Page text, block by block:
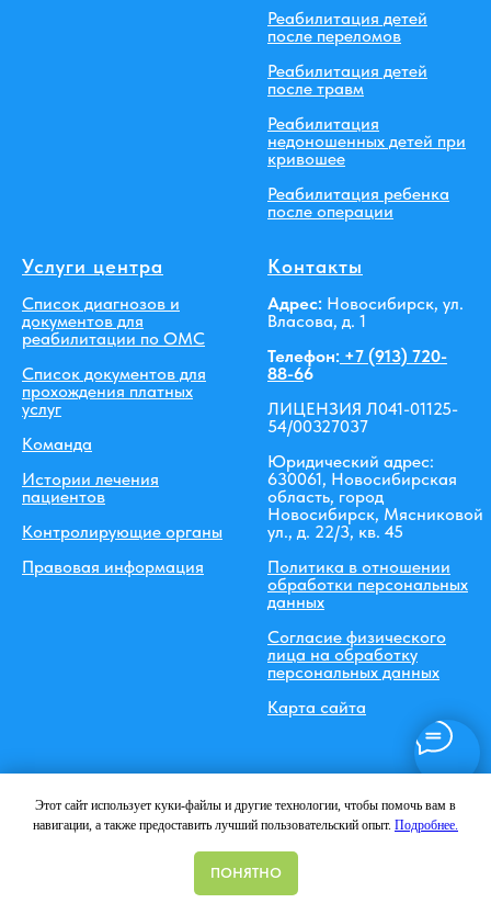
Программы
Этот сайт использует куки-файлы и другие технологии, чтобы помочь вам в
навигации, а также предоставить лучший пользовательский опыт. Подробнее.
ПОНЯТНО
Реабилитация детей
после переломов
Реабилитация детей
после травм
Реабилитация
недоношенных детей при
кривошее
Реабилитация ребенка
после операции
Услуги центра
Список диагнозов и
документов для
реабилитации по ОМС
Список документов для
прохождения платных
услуг
Команда
Истории лечения
пациентов
Контролирующие органы
Правовая информация
Контакты
Адрес: Новосибирск, ул.
Власова, д. 1
Телефон: +7 (913) 720-
88-66
ЛИЦЕНЗИЯ Л041-01125-
54/00327037
Юридический адрес:
630061, Новосибирская
область, город
Новосибирск, Мясниковой
ул., д. 22/3, кв. 45
Политика в отношении
обработки персональных
данных
Согласие физического
лица на обработку
персональных данных
Карта сайта
Вся информация, включая цены, предоставлена для ознакомления и не является
публичной офертой (ст.435 ГК РФ, cт. 437 ГК РФ).